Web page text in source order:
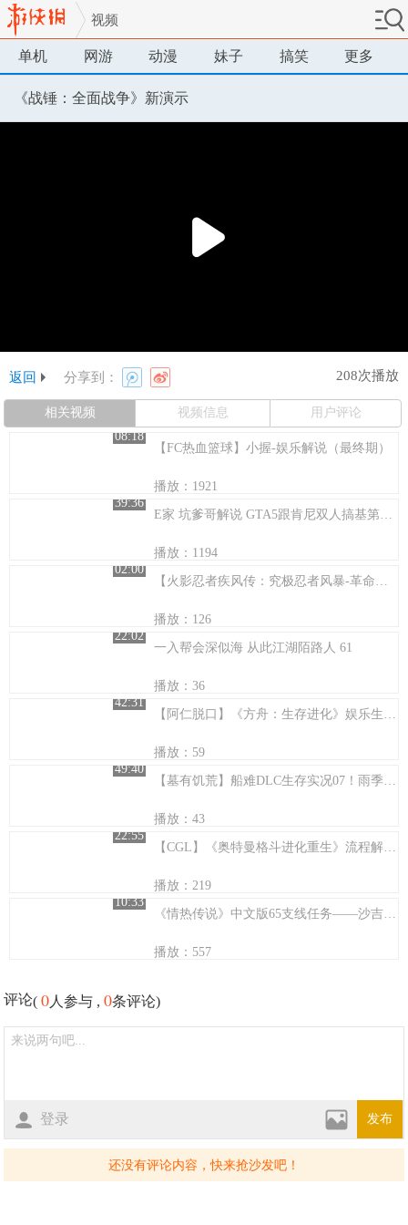
视频
单机 网游 动漫 妹子 搞笑 更多
《战锤：全面战争》新演示
返回 分享到： 208次播放
相关视频 视频信息
用户评论
08:18
【FC热血篮球】小握-娱乐解说（最终期）
播放：1921
39:36
E家 坑爹哥解说 GTA5跟肯尼双人搞基第四期坑爹哥花式开飞机机场秀五星
播放：1194
02:00
【火影忍者疾风传：究极忍者风暴-革命】全人物终极忍术动画
播放：126
22:02
一入帮会深似海 从此江湖陌路人 61
播放：36
42:31
【阿仁脱口】《方舟：生存进化》娱乐生存【2】建一个豪华茅厕~
播放：59
49:40
【墓有饥荒】船难DLC生存实况07！雨季来临！
播放：43
22:55
【CGL】《奥特曼格斗进化重生》流程解说第十三期{完结}
播放：219
10:33
《情热传说》中文版65支线任务——沙吉的努力
播放：557
评论(0 人参与 ,0条评论)
登录 发布
还没有评论内容，快来抢沙发吧！